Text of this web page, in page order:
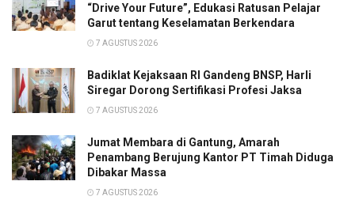
“Drive Your Future”, Edukasi Ratusan Pelajar
Garut tentang Keselamatan Berkendara
7 AGUSTUS 2026
Badiklat Kejaksaan RI Gandeng BNSP, Harli
Siregar Dorong Sertifikasi Profesi Jaksa
7 AGUSTUS 2026
Jumat Membara di Gantung, Amarah
Penambang Berujung Kantor PT Timah Diduga
Dibakar Massa
7 AGUSTUS 2026